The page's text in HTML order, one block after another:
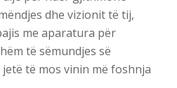
dhe vizionit të tij,
me aparatura për
të sëmundjes së
të mos vinin më foshnja